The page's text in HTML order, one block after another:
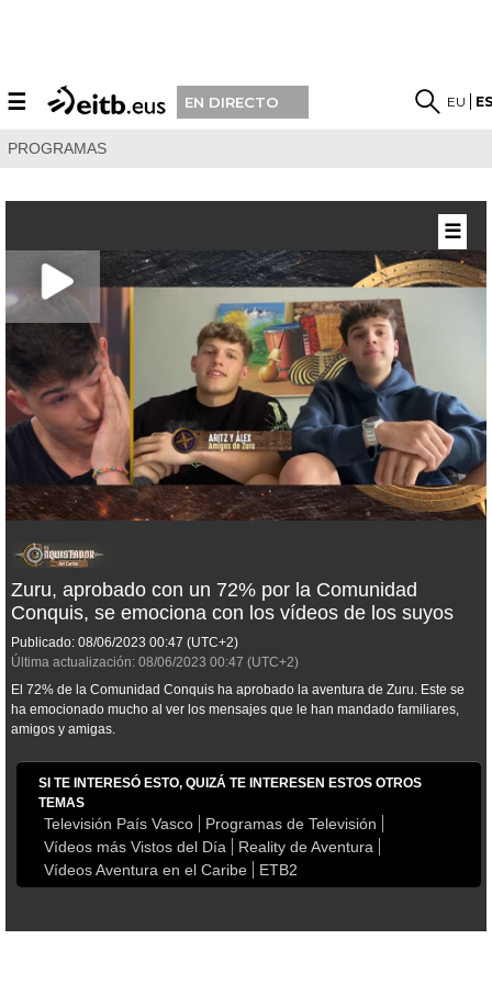
☰ EN DIRECTO EU
PROGRAMAS
Zuru, aprobado con un 72% por la Comunidad
Conquis, se emociona con los vídeos de los suyos
Publicado: 08/06/2023 00:47 (UTC+2)
Última actualización: 08/06/2023 00:47 (UTC+2)
El 72% de la Comunidad Conquis ha aprobado la aventura de Zuru. Este se
ha emocionado mucho al ver los mensajes que le han mandado familiares,
amigos y amigas.
SI TE INTERESÓ ESTO, QUIZÁ TE INTERESEN ESTOS OTROS
TEMAS
Televisión País Vasco
Programas de Televisión
Vídeos más Vistos del Día
Reality de Aventura
Vídeos Aventura en el Caribe
ETB2
☰